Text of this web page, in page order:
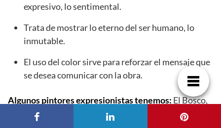
expresivo, lo sentimental.
Trata de mostrar lo eterno del ser humano, lo
inmutable.
El uso del color sirve para reforzar el mensaje que
se desea comunicar con la obra.
Algunos pintores expresionistas tenemos: El Bosco,
Matthias Grünewald, Quentin Metsys, Pieter